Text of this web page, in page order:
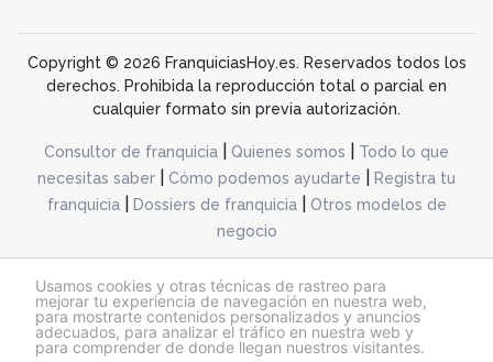
Usamos cookies y otras técnicas de rastreo para
mejorar tu experiencia de navegación en nuestra web,
para mostrarte contenidos personalizados y anuncios
adecuados, para analizar el tráfico en nuestra web y
para comprender de donde llegan nuestros visitantes.
Copyright © 2026 FranquiciasHoy.es. Reservados todos los
derechos. Prohibida la reproducción total o parcial en
cualquier formato sin previa autorización.
Consultor de franquicia Quienes somos
Todo lo que
necesitas saber
Cómo podemos ayudarte
Registra tu
franquicia| Dossiers de franquicia|
Otros modelos de
negocio
@franquiciashoy.es |Aviso legal| Política de cookies|Política de privacidad